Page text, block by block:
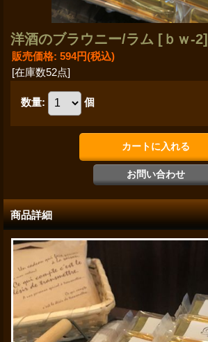
洋酒のブラウニー/ラム [ｂｗ-2]
販売価格: 594円(税込)
[在庫数52点]
数量: 個
商品詳細